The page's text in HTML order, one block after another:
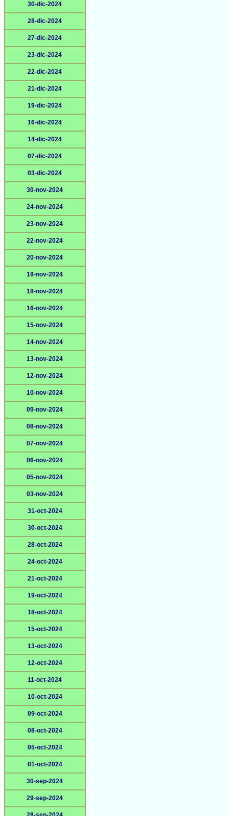
30-dic-2024
28-dic-2024
27-dic-2024
23-dic-2024
22-dic-2024
21-dic-2024
19-dic-2024
16-dic-2024
14-dic-2024
07-dic-2024
03-dic-2024
30-nov-2024
24-nov-2024
23-nov-2024
22-nov-2024
20-nov-2024
19-nov-2024
18-nov-2024
16-nov-2024
15-nov-2024
14-nov-2024
13-nov-2024
12-nov-2024
10-nov-2024
09-nov-2024
08-nov-2024
07-nov-2024
06-nov-2024
05-nov-2024
03-nov-2024
31-oct-2024
30-oct-2024
28-oct-2024
24-oct-2024
21-oct-2024
19-oct-2024
18-oct-2024
15-oct-2024
13-oct-2024
12-oct-2024
11-oct-2024
10-oct-2024
09-oct-2024
08-oct-2024
05-oct-2024
01-oct-2024
30-sep-2024
29-sep-2024